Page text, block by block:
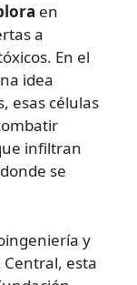
en
a
En el
idea
esas células
infiltran
se
y
esta